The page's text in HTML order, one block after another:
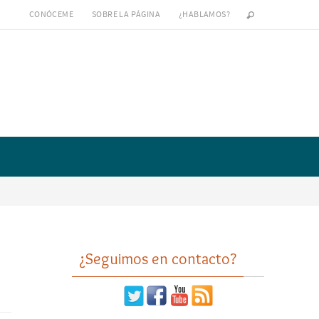
CONÓCEME SOBRE LA PÁGINA ¿HABLAMOS?
¿Seguimos en contacto?